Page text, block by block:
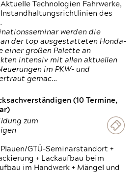
Technologien Fahrwerke,
Instandhaltungsrichtlinien des
werden die
an der top ausgestatteten Honda-
einer großen Palette an
intensiv mit allen aktuellen
im PKW- und
gemac…
(10 Termine,
zum
GTÜ-Seminarstandort +
+ Lackaufbau beim
im Handwerk + Mängel und